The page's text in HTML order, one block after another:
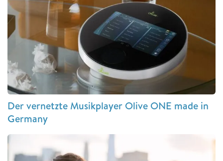
Der vernetzte Musikplayer Olive ONE made in
Germany